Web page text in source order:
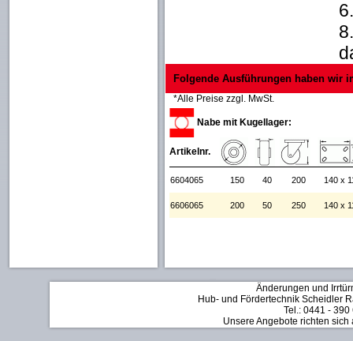
Folgende Ausführungen haben wir
*Alle Preise zzgl. MwSt.
Nabe mit Kugellager:
Artikelnr.
6604065 150 40 200 140 x
6606065 200 50 250 140 x
Änderungen und
Hub- und Fördertechnik Scheidler
Tel.: 0441 -
Unsere Angebote richten